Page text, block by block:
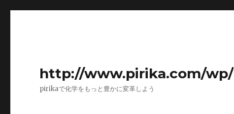
http://www.pirika.com/wp/
pirikaで化学をもっと豊かに変革しよう